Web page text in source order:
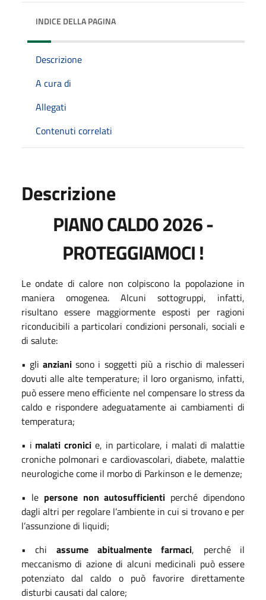
INDICE DELLA PAGINA
Descrizione
A cura di
Allegati
Contenuti correlati
Descrizione
PIANO CALDO 2026 -
PROTEGGIAMOCI !
Le ondate di calore non colpiscono la popolazione in
maniera omogenea. Alcuni sottogruppi, infatti,
risultano essere maggiormente esposti per ragioni
riconducibili a particolari condizioni personali, sociali e
di salute:
• glianzianisono i soggetti più a rischio di malesseri
dovuti alle alte temperature; il loro organismo, infatti,
può essere meno efficiente nel compensare lo stress da
caldo e rispondere adeguatamente ai cambiamenti di
temperatura;
• i malati cronici e, in particolare, i malati di malattie
croniche polmonari e cardiovascolari, diabete, malattie
neurologiche come il morbo di Parkinson e le demenze;
• le persone non autosufficienti perché dipendono
dagli altri per regolare l’ambiente in cui si trovano e per
l’assunzione di liquidi;
• chi assume abitualmente farmaci, perché il
meccanismo di azione di alcuni medicinali può essere
potenziato dal caldo o può favorire direttamente
disturbi causati dal calore;